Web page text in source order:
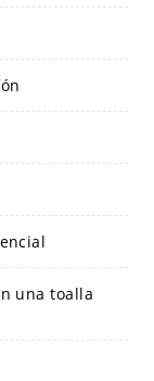
una toalla